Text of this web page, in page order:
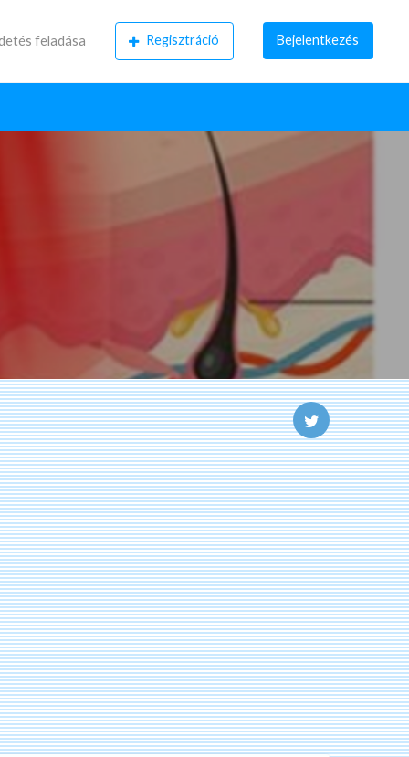
feladása Regisztráció Bejelentkezés